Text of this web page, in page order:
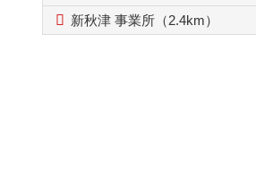
新秋津 事業所（2.4km）